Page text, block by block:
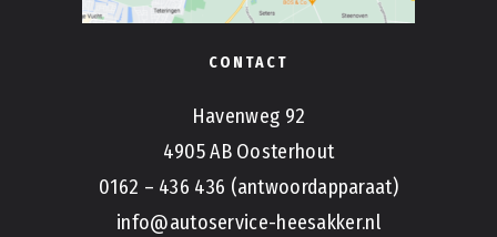
CONTACT
Havenweg 92
4905 AB Oosterhout
0162 – 436 436 (antwoordapparaat)
info@autoservice-heesakker.nl